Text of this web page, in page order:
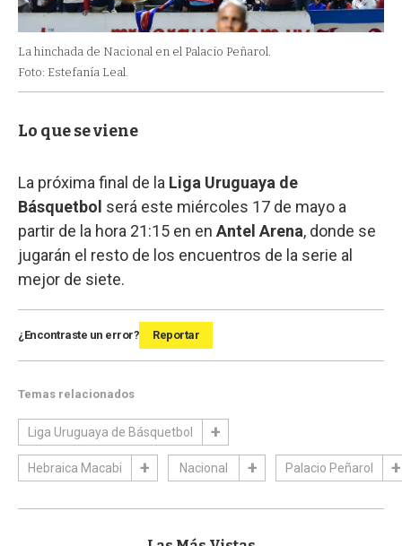
La hinchada de Nacional en el Palacio Peñarol.
Foto: Estefanía Leal.
Lo que se viene
La próxima final de la Liga Uruguaya de
Básquetbol será este miércoles 17 de mayo a
partir de la hora 21:15 en en Antel Arena, donde se
jugarán el resto de los encuentros de la serie al
mejor de siete.
¿Encontraste un error? Reportar
Temas relacionados
Liga Uruguaya de Básquetbol
Hebraica Macabi Nacional Palacio Peñarol